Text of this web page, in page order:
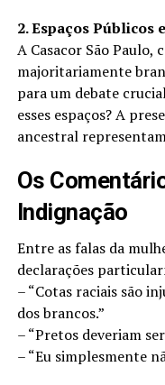
2. Espaços Públicos
A Casacor São
majoritariamente
para um debate
esses espaços? A
ancestral
Os
Indignação
Entre as falas da
declarações
– “Cotas raciais são
dos brancos.”
– “Pretos deveriam
– “Eu simplesmente